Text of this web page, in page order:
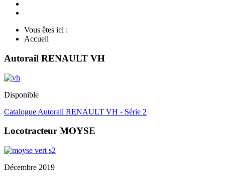
Vous êtes ici :
Accueil
Autorail RENAULT VH
Disponible
Catalogue Autorail RENAULT VH - Série 2
Locotracteur MOYSE
Décembre 2019